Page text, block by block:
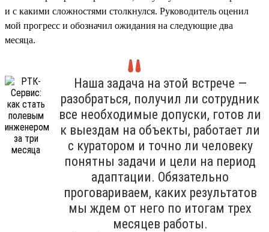
и с какими сложностями столкнулся. Руководитель оценил
мой прогресс и обозначил ожидания на следующие два
месяца.
Наша задача на этой встрече —
разобраться, получил ли сотрудник
все необходимые допуски, готов ли
к выездам на объекты, работает ли
с куратором и точно ли человеку
понятны задачи и цели на период
адаптации. Обязательно
проговариваем, каких результатов
мы ждем от него по итогам трех
месяцев работы.